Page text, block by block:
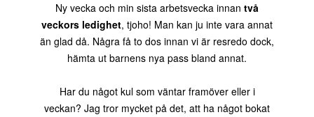
Ny vecka och min sista arbetsvecka innan två
veckors ledighet, tjoho! Man kan ju inte vara annat
än glad då. Några få to dos innan vi är resredo dock,
hämta ut barnens nya pass bland annat.
Har du något kul som väntar framöver eller i
veckan? Jag tror mycket på det, att ha något bokat